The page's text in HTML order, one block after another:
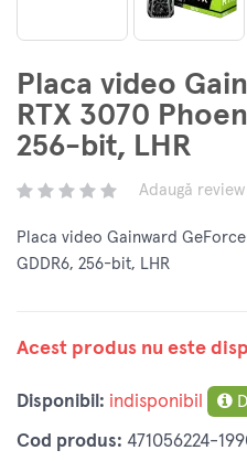
Placa video
RTX 3070
256-bit, LHR
Adaugă review
Placa video Gainward
GDDR6, 256-bit, LHR
Acest produs nu este
Disponibil: indisponibil
Cod produs: 471056224-